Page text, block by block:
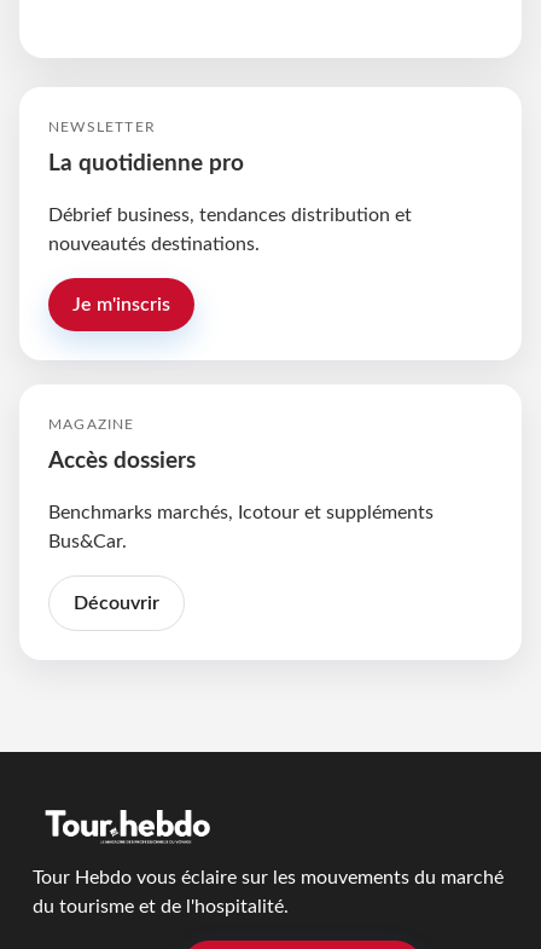
NEWSLETTER
La quotidienne pro
Débrief business, tendances distribution et
nouveautés destinations.
Je m'inscris
MAGAZINE
Accès dossiers
Benchmarks marchés, Icotour et suppléments
Bus&Car.
Découvrir
Tour Hebdo vous éclaire sur les mouvements du marché
du tourisme et de l'hospitalité.